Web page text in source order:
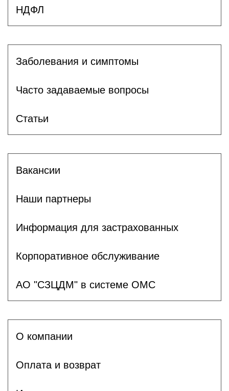
НДФЛ
Заболевания и симптомы
Часто задаваемые вопросы
Статьи
Вакансии
Наши партнеры
Информация для застрахованных
Корпоративное обслуживание
АО "СЗЦДМ" в системе ОМС
О компании
Оплата и возврат